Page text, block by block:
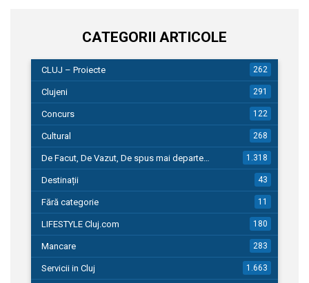
CATEGORII ARTICOLE
CLUJ – Proiecte 262
Clujeni 291
Concurs 122
Cultural 268
De Facut, De Vazut, De spus mai departe… 1.318
Destinații 43
Fără categorie 11
LIFESTYLE Cluj.com 180
Mancare 283
Servicii in Cluj 1.663